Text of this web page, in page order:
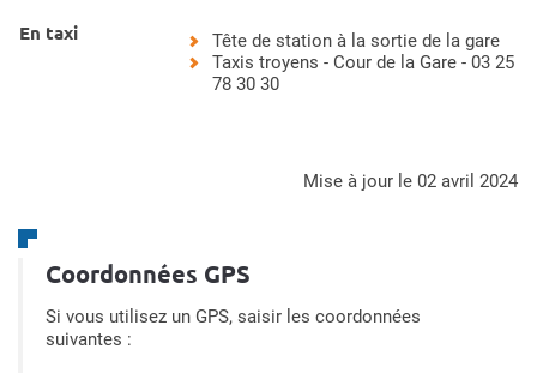
En taxi
Tête de station à la sortie de la gare
Taxis troyens - Cour de la Gare - 03 25
78 30 30
mise à jour le 02 avril 2024
Coordonnées GPS
Si vous utilisez un GPS, saisir les coordonnées
suivantes :